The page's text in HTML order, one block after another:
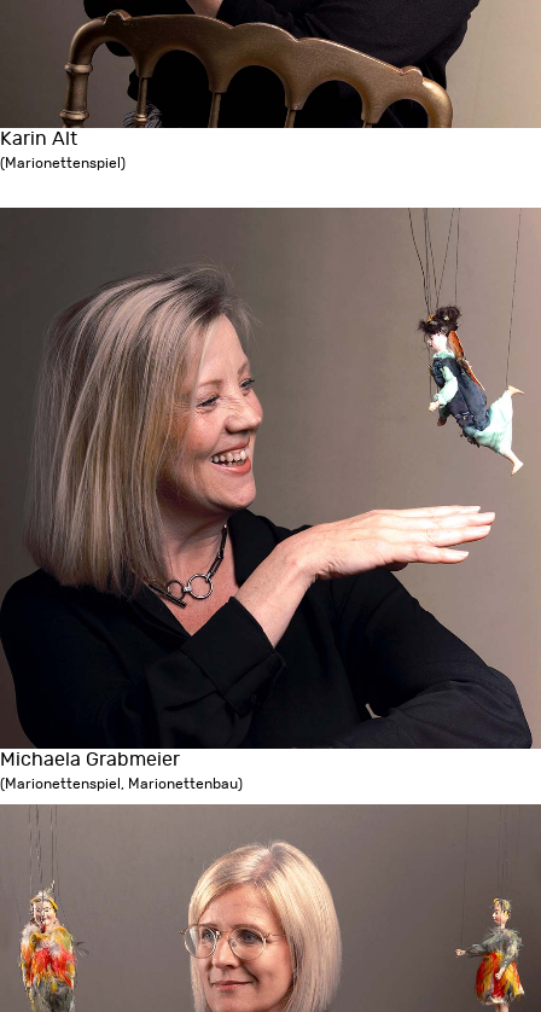
Karin Alt
(Marionettenspiel)
Michaela Grabmeier
(Marionettenspiel, Marionettenbau)